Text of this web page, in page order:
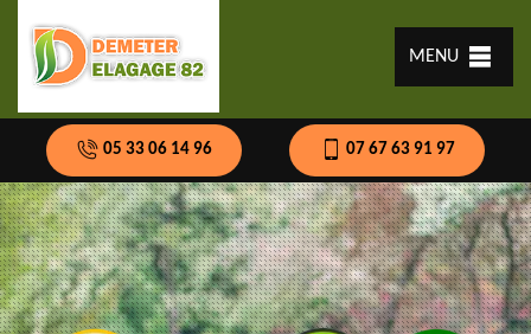
MENU
05 33 06 14 96 07 67 63 91 97